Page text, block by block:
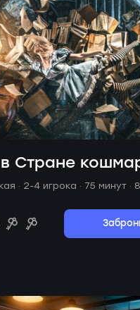
Стране
· 2-4 игрока · 75 минут ·